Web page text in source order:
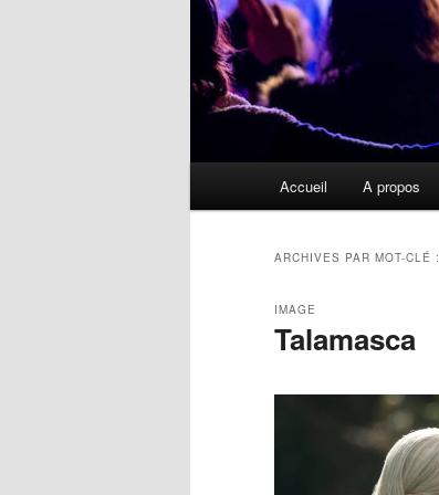
Accueil A propos
ARCHIVES PAR MOT-CLÉ :
Talamasca
IMAGE